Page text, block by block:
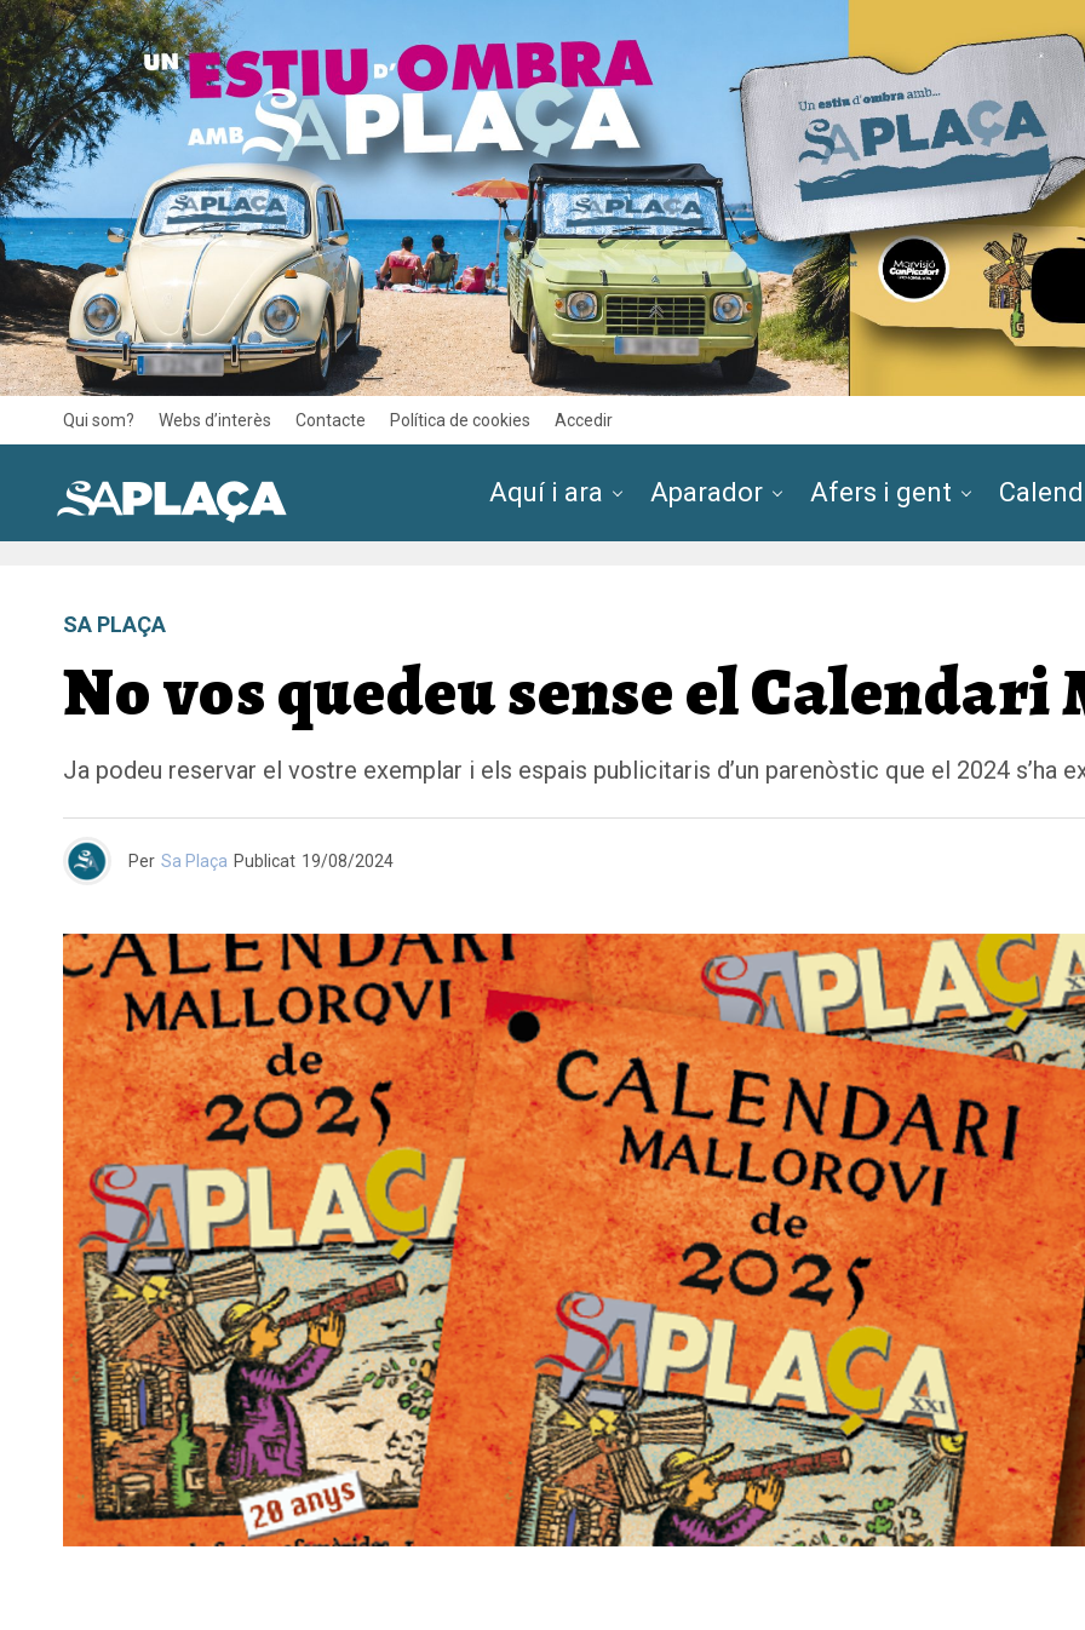
Qui som? Webs d’interès Contacte Política de cookies Accedir
Aquí i ara Aparador Afers i gent
SA PLAÇA
No vos quedeu sense el
Ja podeu reservar el vostre exemplar i els espais publicitaris d’un parenòstic que el 2024 s’ha
Per Sa Plaça Publicat 19/08/2024